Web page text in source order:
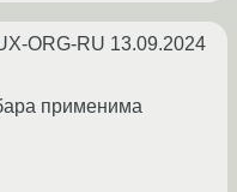
ORG-RU 13.09.2024
применима